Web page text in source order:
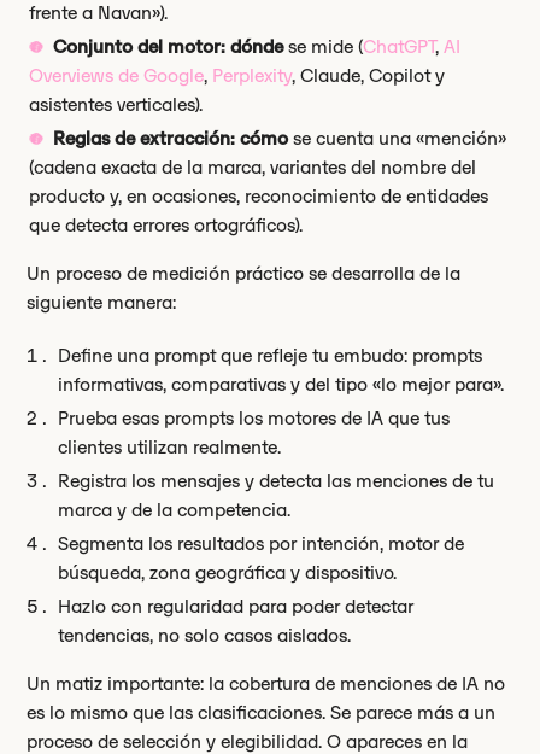
frente a Navan»).
Conjunto del motor: dóndese mide (ChatGPT,AI
Overviews de Google, Perplexity, Claude, Copilot y
asistentes verticales).
Reglas de extracción: cómose cuenta una «mención»
(cadena exacta de la marca, variantes del nombre del
producto y, en ocasiones, reconocimiento de entidades
que detecta errores ortográficos).
Un proceso de medición práctico se desarrolla de la
siguiente manera:
Define una prompt que refleje tu embudo: prompts
informativas, comparativas y del tipo «lo mejor para».
Prueba esas prompts los motores de IA que tus
clientes utilizan realmente.
Registra los mensajes y detecta las menciones de tu
marca y de la competencia.
Segmenta los resultados por intención, motor de
búsqueda, zona geográfica y dispositivo.
Hazlo con regularidad para poder detectar
tendencias, no solo casos aislados.
Un matiz importante: la cobertura de menciones de IA no
es lo mismo que las clasificaciones. Se parece más a un
proceso de selección y elegibilidad. O apareces en la